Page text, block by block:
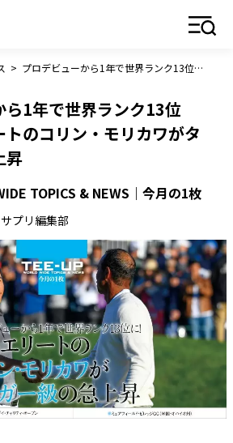
> プロデビューから1年で世界ランク13位に！日系エリートのコリン・モリカワがタイガー級の急上昇
ら1年で世界ランク13位
トのコリン・モリカワがタ
昇
TOPICS & NEWS｜今月の1枚
プリ編集部